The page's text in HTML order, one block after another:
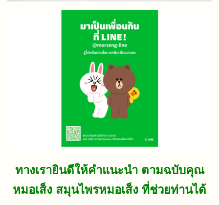
ทางเรายินดีให้คำแนะนำ ตามฉบับคุณ
หมอเส็ง สมุนไพรหมอเส็ง ที่ช่วยท่านได้